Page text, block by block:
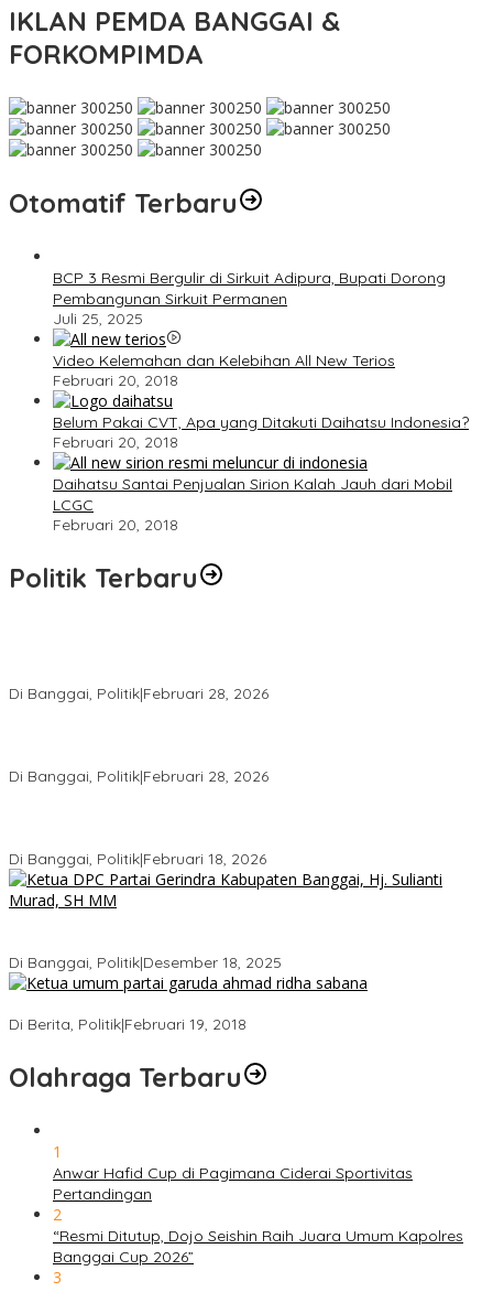
IKLAN PEMDA BANGGAI &
FORKOMPIMDA
Otomatif Terbaru
BCP 3 Resmi Bergulir di Sirkuit Adipura, Bupati Dorong
Pembangunan Sirkuit Permanen
Juli 25, 2025
Video Kelemahan dan Kelebihan All New Terios
Februari 20, 2018
Belum Pakai CVT, Apa yang Ditakuti Daihatsu Indonesia?
Februari 20, 2018
Daihatsu Santai Penjualan Sirion Kalah Jauh dari Mobil
LCGC
Februari 20, 2018
Politik Terbaru
Di Banggai, Politik|Februari 28, 2026
Di Banggai, Politik|Februari 28, 2026
Di Banggai, Politik|Februari 18, 2026
Di Banggai, Politik|Desember 18, 2025
Di Berita, Politik|Februari 19, 2018
Olahraga Terbaru
1
Anwar Hafid Cup di Pagimana Ciderai Sportivitas
Pertandingan
2
“Resmi Ditutup, Dojo Seishin Raih Juara Umum Kapolres
Banggai Cup 2026”
3